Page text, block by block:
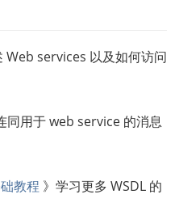
Web services 以及如何访问
同用于 web service 的消息
教程 》学习更多 WSDL 的